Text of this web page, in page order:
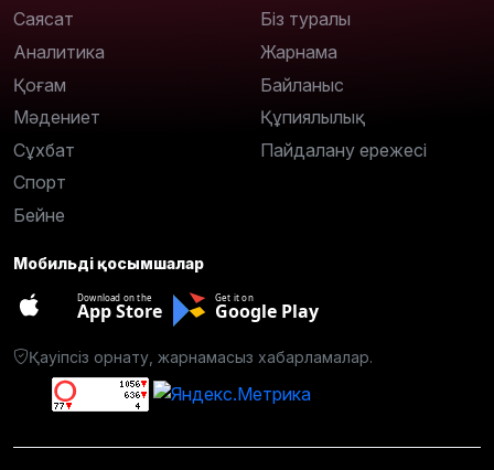
Саясат
Аналитика
Қоғам
Мәдениет
Сұхбат
Спорт
Бейне
Біз туралы
Жарнама
Байланыс
Құпиялылық
Пайдалану ережесі
Мобильді қосымшалар
Download on the
App Store
Get it on
Google Play
Қауіпсіз орнату, жарнамасыз хабарламалар.